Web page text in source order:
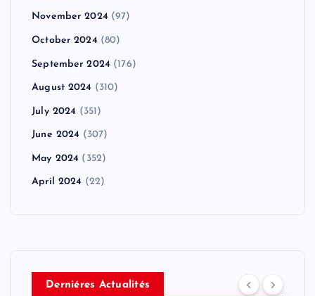
November 2024 (97)
October 2024 (80)
September 2024 (176)
August 2024 (310)
July 2024 (351)
June 2024 (307)
May 2024 (352)
April 2024 (22)
Derniéres Actualités